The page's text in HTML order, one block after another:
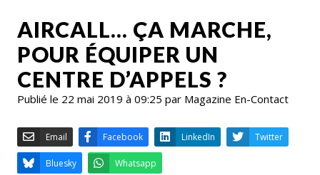
AIRCALL… ÇA MARCHE,
POUR ÉQUIPER UN
CENTRE D’APPELS ?
Publié le 22 mai 2019 à 09:25 par Magazine En-Contact